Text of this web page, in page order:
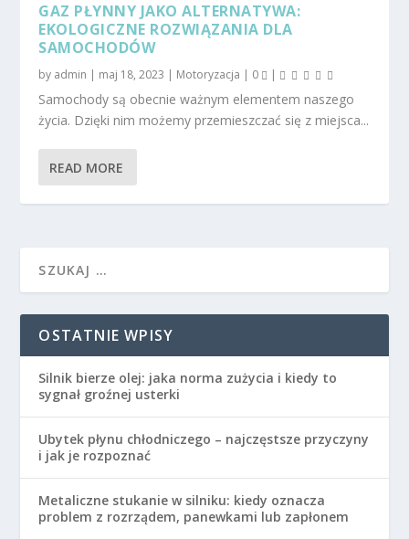
GAZ PŁYNNY JAKO ALTERNATYWA:
EKOLOGICZNE ROZWIĄZANIA DLA
SAMOCHODÓW
by admin | maj 18, 2023 | Motoryzacja | 0 |
Samochody są obecnie ważnym elementem naszego
życia. Dzięki nim możemy przemieszczać się z miejsca...
READ MORE
OSTATNIE WPISY
Silnik bierze olej: jaka norma zużycia i kiedy to
sygnał groźnej usterki
Ubytek płynu chłodniczego – najczęstsze przyczyny
i jak je rozpoznać
Metaliczne stukanie w silniku: kiedy oznacza
problem z rozrządem, panewkami lub zapłonem